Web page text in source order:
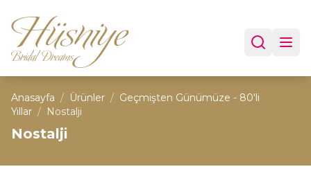
Anasayfa / Ürünler / Geçmişten Günümüze - 80'li
Yıllar / Nostalji
Nostalji